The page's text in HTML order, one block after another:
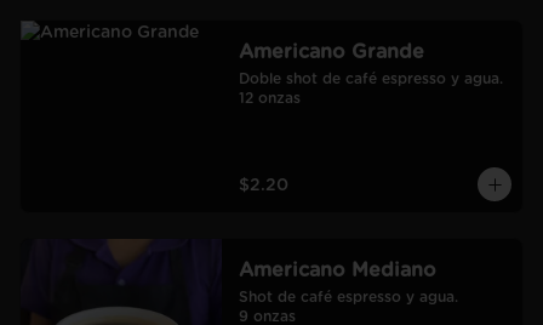
Americano Grande
Doble shot de café espresso y agua.
12 onzas
$2.20
Americano Mediano
Shot de café espresso y agua.
9 onzas